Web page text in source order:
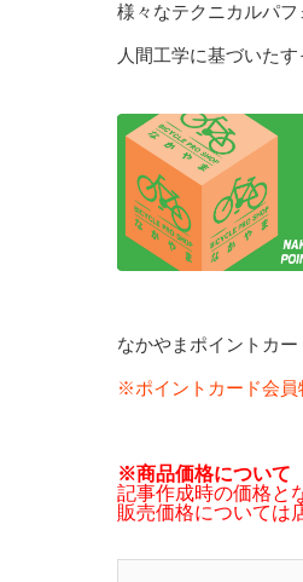
様々なテクニカルパフ
人間工学に基づいた
なかやまポイントカ
※ポイントカード会員
※商品価格について
記事作成時の価格と
販売価格については